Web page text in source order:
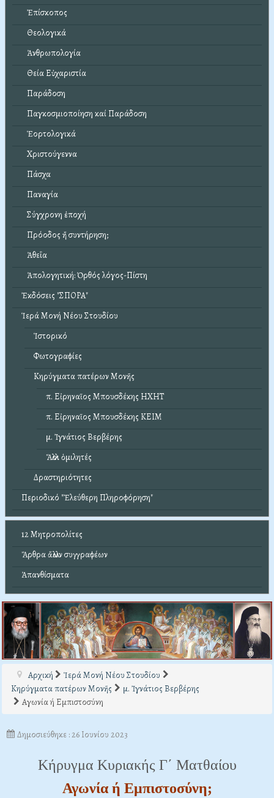
Ἐπίσκοπος
Θεολογικά
Ἀνθρωπολογία
Θεία Εὐχαριστία
Παράδοση
Παγκοσμιοποίηση καί Παράδοση
Ἑορτολογικά
Χριστούγεννα
Πάσχα
Παναγία
Σύγχρονη ἐποχή
Πρόοδος ἤ συντήρηση;
Ἀθεΐα
Ἀπολογητική: Ὀρθός λόγος-Πίστη
Ἐκδόσεις "ΣΠΟΡΑ"
Ἱερά Μονή Νέου Στουδίου
Ἱστορικό
Φωτογραφίες
Κηρύγματα πατέρων Μονῆς
π. Εἰρηναῖος Μπουσδέκης ΗΧΗΤ
π. Εἰρηναῖος Μπουσδέκης ΚΕΙΜ
μ. Ἰγνάτιος Βερβέρης
Ἄλλοι ὁμιλητές
Δραστηριότητες
Περιοδικό "Ἐλεύθερη Πληροφόρηση"
12 Μητροπολίτες
Ἄρθρα ἄλλων συγγραφέων
Ἀπανθίσματα
Αρχική
Ἱερά Μονή Νέου Στουδίου
Κηρύγματα πατέρων Μονῆς
μ. Ἰγνάτιος Βερβέρης
Αγωνία ή Εμπιστοσύνη
Δημοσιεύθηκε : 26 Ιουνίου 2023
Κήρυγμα Κυριακής Γ΄ Ματθαίου
Αγωνία ή Εμπιστοσύνη;